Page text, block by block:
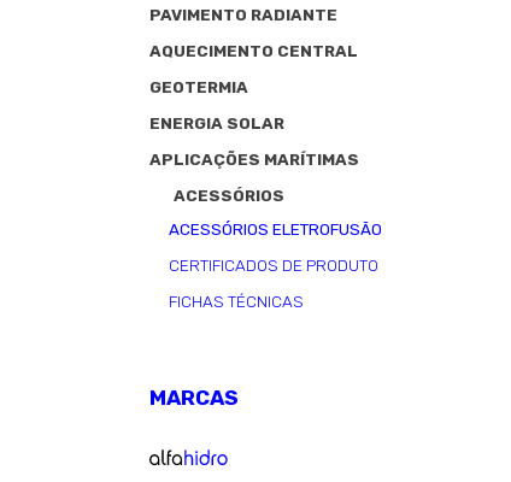
PAVIMENTO RADIANTE
AQUECIMENTO CENTRAL
GEOTERMIA
ENERGIA SOLAR
APLICAÇÕES MARÍTIMAS
ACESSÓRIOS
ACESSÓRIOS ELETROFUSÃO
CERTIFICADOS DE PRODUTO
FICHAS TÉCNICAS
MARCAS